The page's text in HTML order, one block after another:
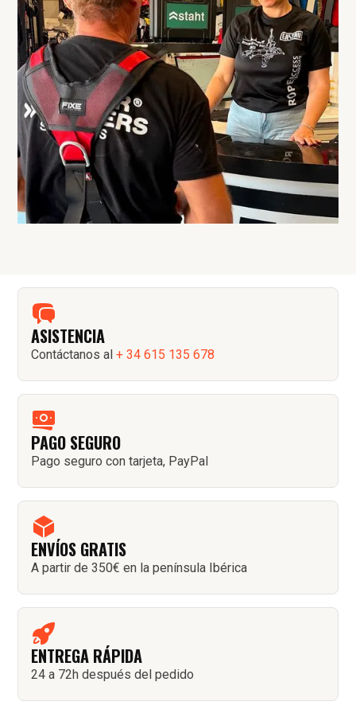
ASISTENCIA
Contáctanos al+ 34 615 135 678
PAGO SEGURO
Pago seguro con tarjeta, PayPal
ENVÍOS GRATIS
A partir de 350€ en la península Ibérica
ENTREGA RÁPIDA
24 a 72h después del pedido